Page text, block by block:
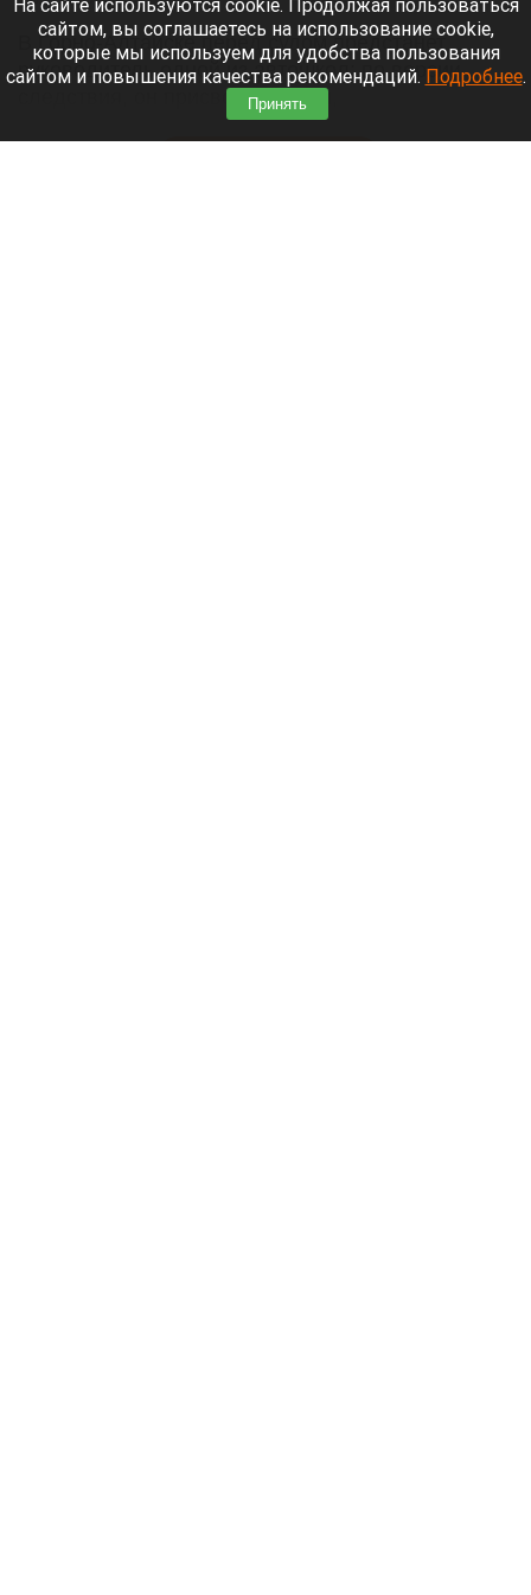
В Горно-Алтайске перед судом предстанет
руководитель одной из автошкол: по версии
следствия, он присвоил деньги,
воспользовавшись полномочиями.
На сайте используются cookie. Продолжая пользоваться
сайтом, вы соглашаетесь на использование cookie,
которые мы используем для удобства пользования
сайтом и повышения качества рекомендаций. Подробнее.
Принять